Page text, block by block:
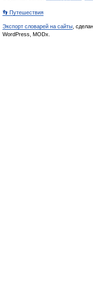
👣 Путешествия
Экспорт словарей на сайты ,
WordPress, MODx.